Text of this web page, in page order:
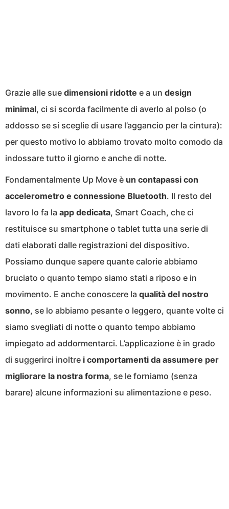
Grazie alle sue dimensioni ridotte e a un design
minimal, ci si scorda facilmente di averlo al polso (o
addosso se si sceglie di usare l’aggancio per la cintura):
per questo motivo lo abbiamo trovato molto comodo da
indossare tutto il giorno e anche di notte.
Fondamentalmente Up Move è un contapassi con
accelerometro e connessione Bluetooth. Il resto del
lavoro lo fa la app dedicata, Smart Coach, che ci
restituisce su smartphone o tablet tutta una serie di
dati elaborati dalle registrazioni del dispositivo.
Possiamo dunque sapere quante calorie abbiamo
bruciato o quanto tempo siamo stati a riposo e in
movimento. E anche conoscere la qualità del nostro
sonno, se lo abbiamo pesante o leggero, quante volte ci
siamo svegliati di notte o quanto tempo abbiamo
impiegato ad addormentarci. L’applicazione è in grado
di suggerirci inoltre i comportamenti da assumere per
migliorare la nostra forma, se le forniamo (senza
barare) alcune informazioni su alimentazione e peso.